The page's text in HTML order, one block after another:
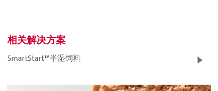
相关解决方案
SmartStart™半湿饲料